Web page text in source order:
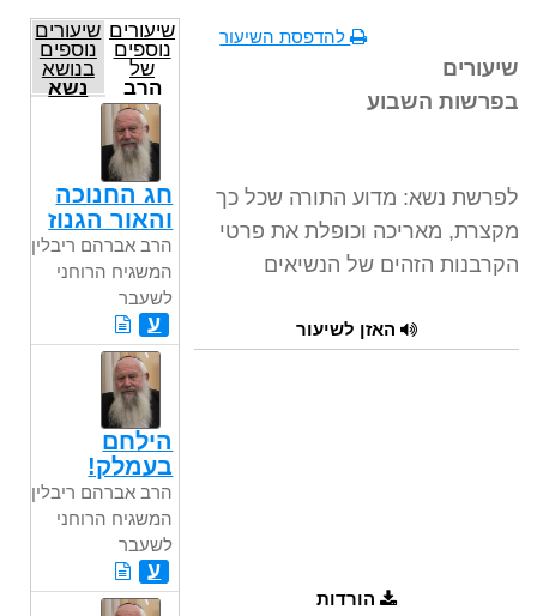
להדפסת השיעור
שיעורים
בפרשות השבוע
לפרשת נשא: מדוע התורה שכל כך
מקצרת, מאריכה וכופלת את פרטי
הקרבנות הזהים של הנשיאים
האזן לשיעור
הורדות
שיעורים
נוספים
של
הרב
אברהם
ריבלין,
המשגיח
הרוחני
לשעבר
שיעורים
נוספים
בנושא
נשא
חג החנוכה
והאור הגנוז
הרב אברהם ריבלין,
המשגיח הרוחני
לשעבר
ע
הילחם
בעמלק!
הרב אברהם ריבלין,
המשגיח הרוחני
לשעבר
ע